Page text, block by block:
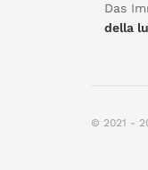
Das
della
© 2021 -